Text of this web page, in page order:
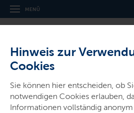
Hinweis zur
Cookies
Sie können hier entscheiden, ob
notwendigen Cookies erlauben,
Informationen vollständig anonym
MENÜ
Ministerien & Behörden